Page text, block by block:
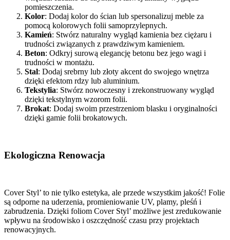
pomieszczenia.
Kolor: Dodaj kolor do ścian lub spersonalizuj meble za
pomocą kolorowych folii samoprzylepnych.
Kamień: Stwórz naturalny wygląd kamienia bez ciężaru i
trudności związanych z prawdziwym kamieniem.
Beton: Odkryj surową elegancję betonu bez jego wagi i
trudności w montażu.
Stal: Dodaj srebrny lub złoty akcent do swojego wnętrza
dzięki efektom rdzy lub aluminium.
Tekstylia: Stwórz nowoczesny i zrekonstruowany wygląd
dzięki tekstylnym wzorom folii.
Brokat: Dodaj swoim przestrzeniom blasku i oryginalności
dzięki gamie folii brokatowych.
Ekologiczna Renowacja
Cover Styl’ to nie tylko estetyka, ale przede wszystkim jakość! Folie
są odporne na uderzenia, promieniowanie UV, plamy, pleśń i
zabrudzenia. Dzięki foliom Cover Styl’ możliwe jest zredukowanie
wpływu na środowisko i oszczędność czasu przy projektach
renowacyjnych.